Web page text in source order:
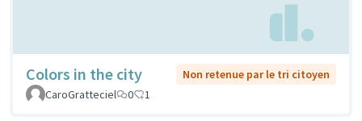
Colors in the city
Non retenue par le tri citoyen
CaroGratteciel
0 1